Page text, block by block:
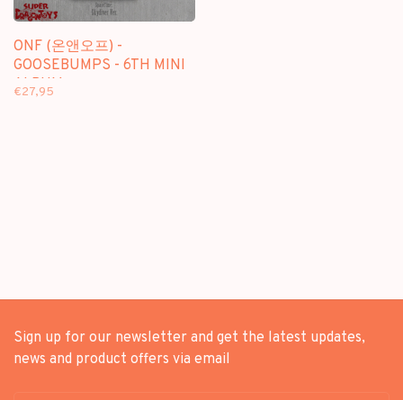
ONF (온앤오프) -
GOOSEBUMPS - 6TH MINI
ALBUM
€27,95
Sign up for our newsletter and get the latest updates,
news and product offers via email